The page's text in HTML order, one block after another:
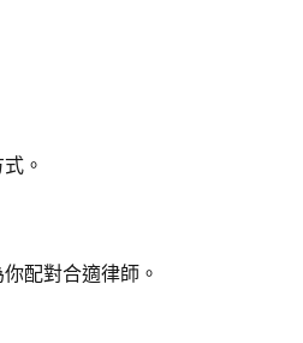
。
配對合適律師。